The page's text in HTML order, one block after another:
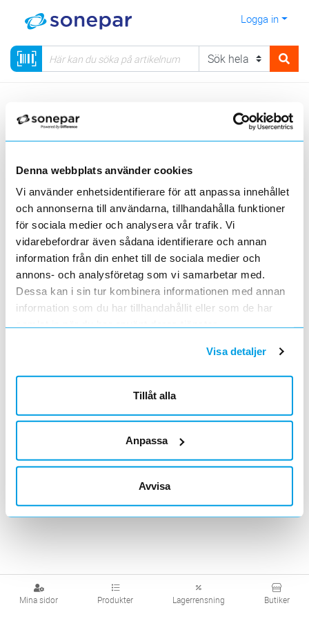
Denna webbplats använder cookies
Vi använder enhetsidentifierare för att anpassa innehållet
och annonserna till användarna, tillhandahålla funktioner
för sociala medier och analysera vår trafik. Vi
vidarebefordrar även sådana identifierare och annan
information från din enhet till de sociala medier och
annons- och analysföretag som vi samarbetar med.
Dessa kan i sin tur kombinera informationen med annan
information som du har tillhandahållit eller som de har
samlat in när du har använt deras tjänster.
Visa detaljer
Tillåt alla
Anpassa
Avvisa
Logga in
Mina sidor Produkter Lagerrensning Butiker
Visa produkter från alla underliggande kategorier
2-pol 3-pol 5-pol
Visa produkter från alla underliggande kategorier